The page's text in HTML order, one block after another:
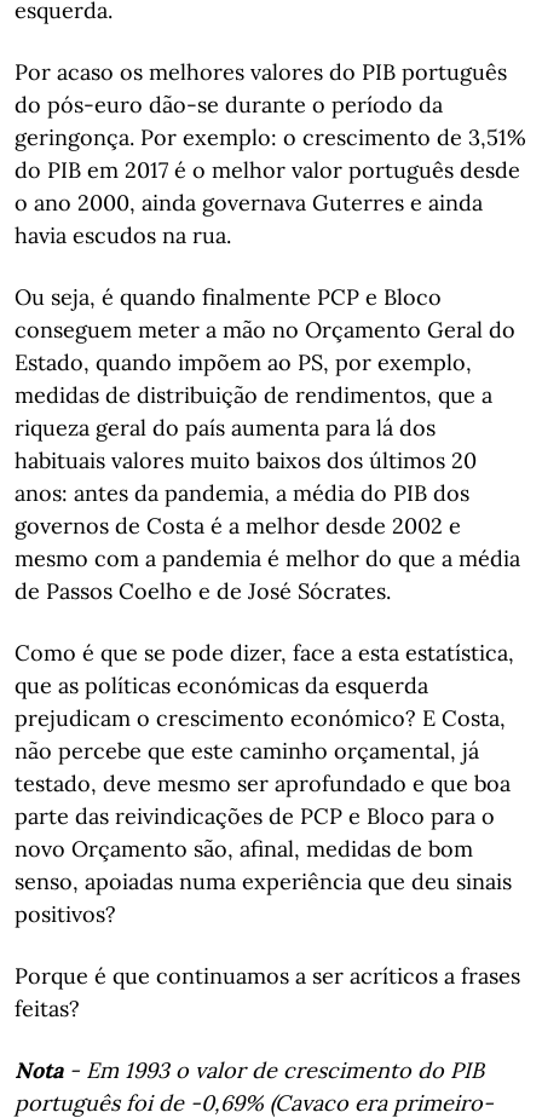
esquerda.
Por acaso os melhores valores do PIB português
do pós-euro dão-se durante o período da
geringonça. Por exemplo: o crescimento de 3,51%
do PIB em 2017 é o melhor valor português desde
o ano 2000, ainda governava Guterres e ainda
havia escudos na rua.
Ou seja, é quando finalmente PCP e Bloco
conseguem meter a mão no Orçamento Geral do
Estado, quando impõem ao PS, por exemplo,
medidas de distribuição de rendimentos, que a
riqueza geral do país aumenta para lá dos
habituais valores muito baixos dos últimos 20
anos: antes da pandemia, a média do PIB dos
governos de Costa é a melhor desde 2002 e
mesmo com a pandemia é melhor do que a média
de Passos Coelho e de José Sócrates.
Como é que se pode dizer, face a esta estatística,
que as políticas económicas da esquerda
prejudicam o crescimento económico? E Costa,
não percebe que este caminho orçamental, já
testado, deve mesmo ser aprofundado e que boa
parte das reivindicações de PCP e Bloco para o
novo Orçamento são, afinal, medidas de bom
senso, apoiadas numa experiência que deu sinais
positivos?
Porque é que continuamos a ser acríticos a frases
feitas?
Nota- Em 1993 o valor de crescimento do PIB
português foi de -0,69% (Cavaco era primeiro-